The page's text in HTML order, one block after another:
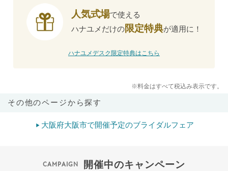
人気式場で使える
ハナユメだけの限定特典が適用に！
ハナユメデスク限定特典はこちら
※料金はすべて税込み表示です。
その他のページから探す
大阪府大阪市で開催予定のブライダルフェア
開催中のキャンペーン